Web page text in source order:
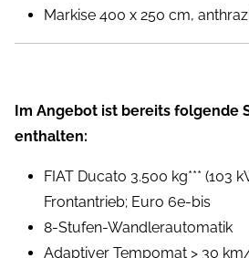
Markise 400 x 250 cm,
Im Angebot ist bereits folgende
enthalten:
FIAT Ducato 3.500 kg*** (103
Frontantrieb; Euro 6e-bis
8-Stufen-Wandlerautomatik
Adaptiver Tempomat > 30